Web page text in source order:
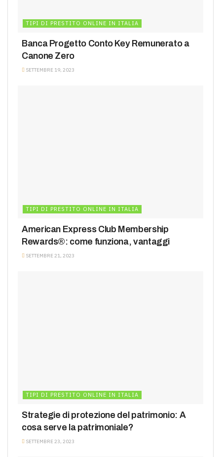
TIPI DI PRESTITO ONLINE IN ITALIA
Banca Progetto Conto Key Remunerato a
Canone Zero
SETTEMBRE 19, 2023
TIPI DI PRESTITO ONLINE IN ITALIA
American Express Club Membership
Rewards®: come funziona, vantaggi
SETTEMBRE 21, 2023
TIPI DI PRESTITO ONLINE IN ITALIA
Strategie di protezione del patrimonio: A
cosa serve la patrimoniale?
SETTEMBRE 23, 2023